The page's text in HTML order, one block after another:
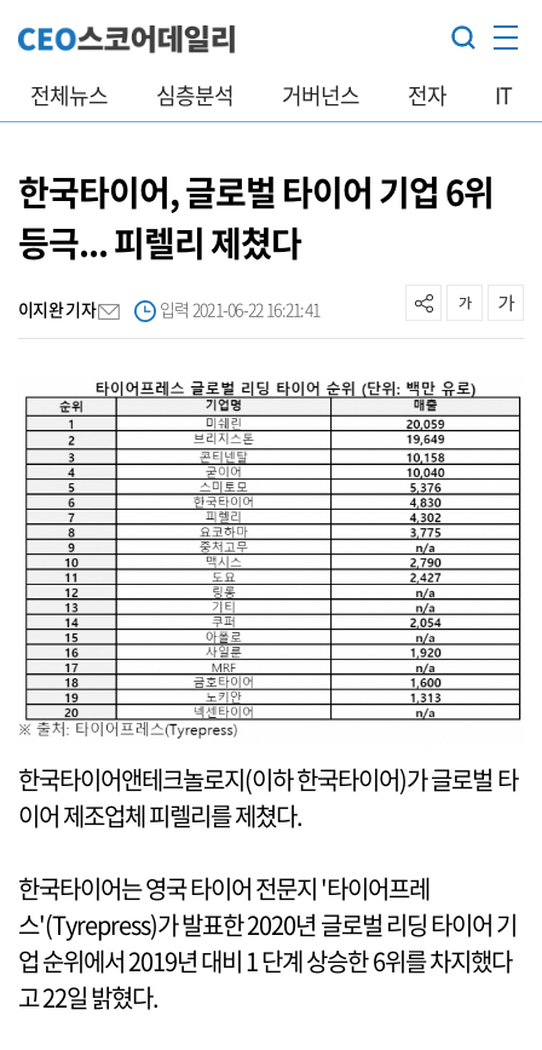
전체뉴스 심층분석 거버넌스 전자 IT
한국타이어, 글로벌 타이어 기업 6위
등극... 피렐리 제쳤다
이지완 기자 입력 2021-06-22 16:21:41
한국타이어앤테크놀로지(이하 한국타이어)가 글로벌 타
이어 제조업체 피렐리를 제쳤다.
한국타이어는 영국 타이어 전문지 '타이어프레
스'(Tyrepress)가 발표한 2020년 글로벌 리딩 타이어 기
업 순위에서 2019년 대비 1 단계 상승한 6위를 차지했다
고 22일 밝혔다.